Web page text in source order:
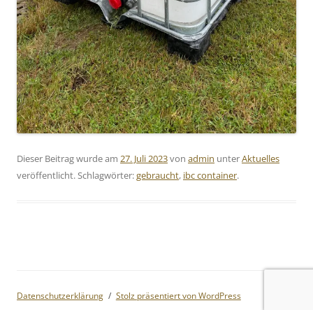
Dieser Beitrag wurde am 27. Juli 2023von admin unterAktuelles
veröffentlicht. Schlagwörter:gebraucht, ibc container.
Datenschutzerklärung Stolz präsentiert von WordPress